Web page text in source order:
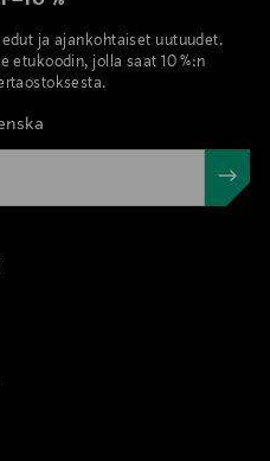
ja ajankohtaiset uutuudet.
etukoodin, jolla saat 10 %:n